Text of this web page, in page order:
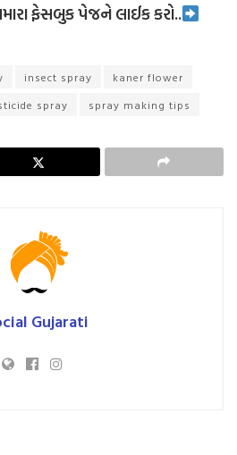
ફેસબુક પેજને લાઈક કરો..
insect spray
kaner flower
spray spray making tips
Gujarati